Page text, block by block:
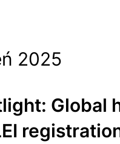
2025
Global